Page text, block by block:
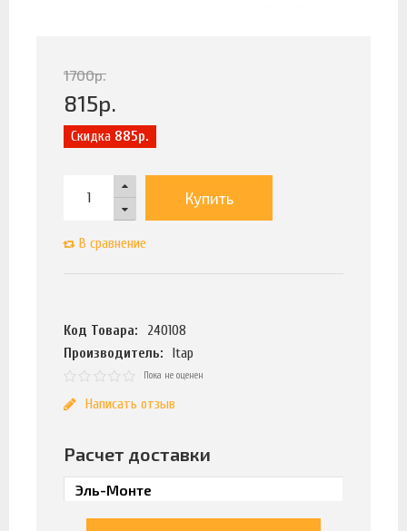
1700р.
815р.
Скидка 885р.
Купить
В сравнение
Код Товара:
240108
Производитель:
Itap
Пока не оценен
Написать отзыв
Расчет доставки